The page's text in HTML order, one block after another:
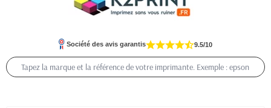
Société des avis garantis 9.5/10